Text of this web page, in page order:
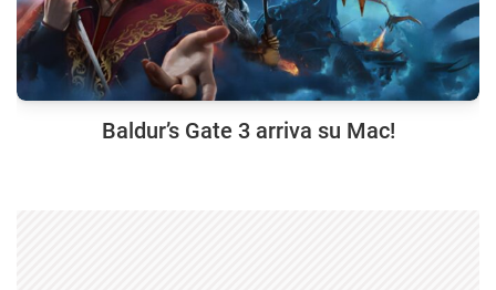
Baldur’s Gate 3 arriva su Mac!